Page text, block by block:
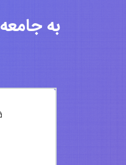
به جامعه 6320 نفری مهندسین سایت بپیوندید